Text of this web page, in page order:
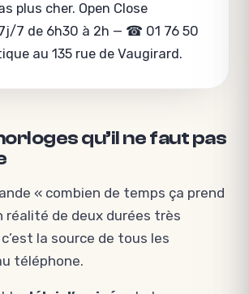
plus cher. Open Close
7 de 6h30 à 2h — ☎ 01 76 50
au 135 rue de Vaugirard.
qu’il ne faut pas
« combien de temps ça prend
réalité de deux durées très
la source de tous les
téléphone.